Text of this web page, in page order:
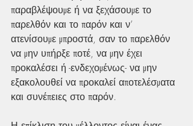
παραβλέψουμε ή να ξεχάσουμε το
παρελθόν και το παρόν και ν’
ατενίσουμε μπροστά, σαν το παρελθόν
να μην υπήρξε ποτέ, να μην έχει
προκαλέσει ή -ενδεχομένως- να μην
εξακολουθεί να προκαλεί αποτελέσματα
και συνέπειες στο παρόν.